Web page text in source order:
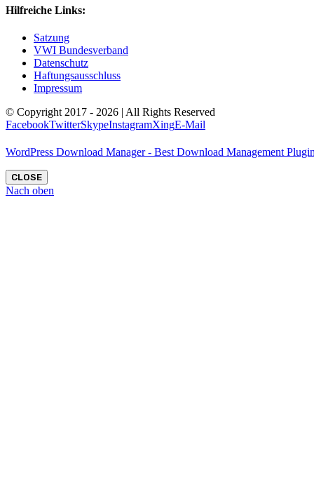
Hilfreiche Links:
Satzung
VWI Bundesverband
Datenschutz
Haftungsausschluss
Impressum
© Copyright 2017 - 2026 | All Rights Reserved
FacebookTwitterSkypeInstagramXingE-Mail
WordPress Download Manager - Best Download Management
CLOSE
Nach oben